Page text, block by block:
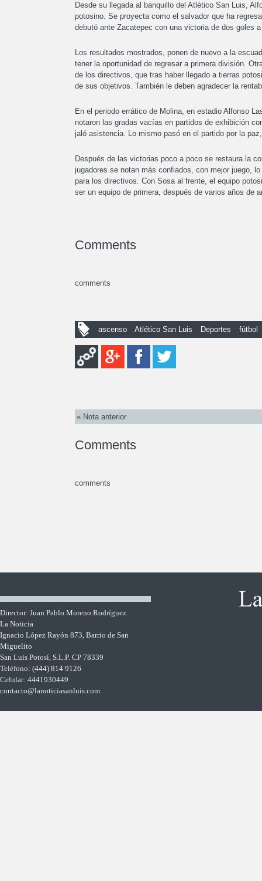
Desde su llegada al banquillo del Atlético San Luis,
potosino. Se proyecta como el salvador que ha
debutó ante Zacatepec con una victoria de dos goles
Los resultados mostrados, ponen de nuevo a la
tener la oportunidad de regresar a primera división.
de los directivos, que tras haber llegado a tierras
de sus objetivos. También le deben agradecer la
En el periodo errático de Molina, en estadio Alfonso
notaron las gradas vacías en partidos de exhibición
jaló asistencia. Lo mismo pasó en el partido por la
Después de las victorias poco a poco se restaura la
jugadores se notan más confiados, con mejor juego,
para los directivos. Con Sosa al frente, el equipo
ser un equipo de primera, después de varios años de
Comments
comments
ascenso Atlético San Luis Deportes fútbol
« Nota anterior
Comments
comments
Director: Juan Pablo Moreno Rodríguez
La Noticia
Ignacio López Rayón 873, Barrio de San
Miguelito
San Luis Potosí, S.L.P. CP 78339
Teléfono: (444) 814 9126
Celular: 4441930449
contacto@lanoticiasanluis.com